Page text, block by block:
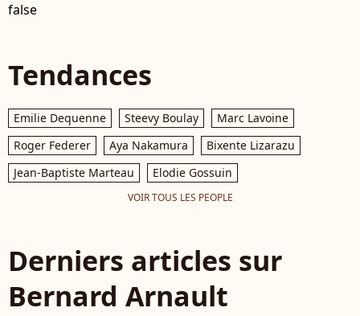
false
Tendances
Emilie Dequenne Steevy Boulay
Marc Lavoine
Roger Federer
Aya Nakamura
Bixente Lizarazu
Jean-Baptiste Marteau
Elodie Gossuin
VOIR TOUS LES PEOPLE
Derniers articles sur
Bernard Arnault